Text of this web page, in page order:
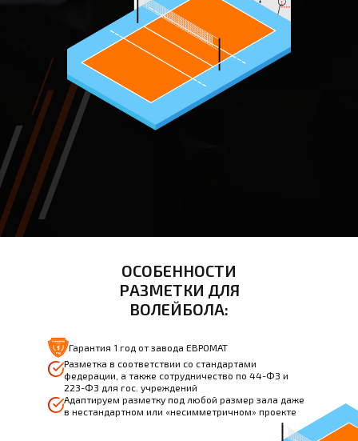
ОСОБЕННОСТИ
РАЗМЕТКИ ДЛЯ
ВОЛЕЙБОЛА:
Разметка в соответствии со стандартами
федерации, а также сотрудничество по 44-ФЗ и
223-ФЗ для гос. учреждений
Гарантия 1 год от завода ЕВРОМАТ
Адаптируем разметку под любой размер зала даже
в нестандартном или «несимметричном» проекте